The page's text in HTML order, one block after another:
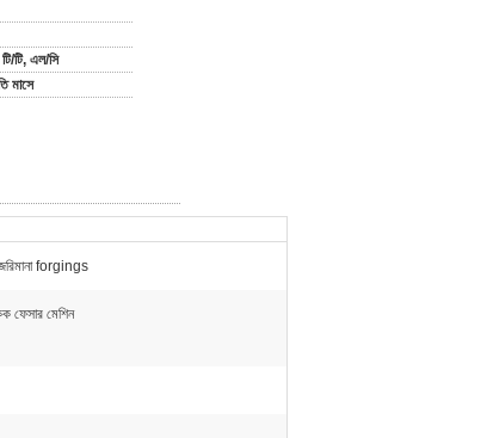
টি/টি, এল/সি
মাসে
forgings
মেশিন